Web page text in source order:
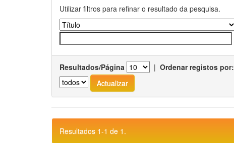
Utilizar filtros para refinar o resultado da pesquisa.
Resultados/Página | Ordenar registos por:
Resultados 1-1 de 1.